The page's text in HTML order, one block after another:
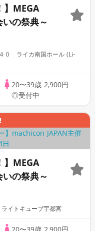
】MEGA
の祭典～
０ ライカ南国ホール (Li-
20〜39歳 2,900円
◎受付中
】MEGA
の祭典～
イトキューブ宇都宮